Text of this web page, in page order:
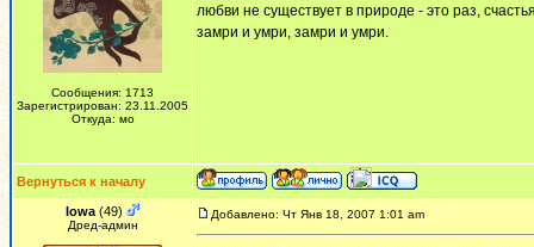
Сообщения: 1713
Зарегистрирован: 23.11.2005
Откуда: мо
любви не существует в природе - это раз,
замри и умри, замри и умри.
Вернуться к началу
Iowa (49)
Дред-админ
Добавлено: Чт Янв 18, 2007 1:01 am